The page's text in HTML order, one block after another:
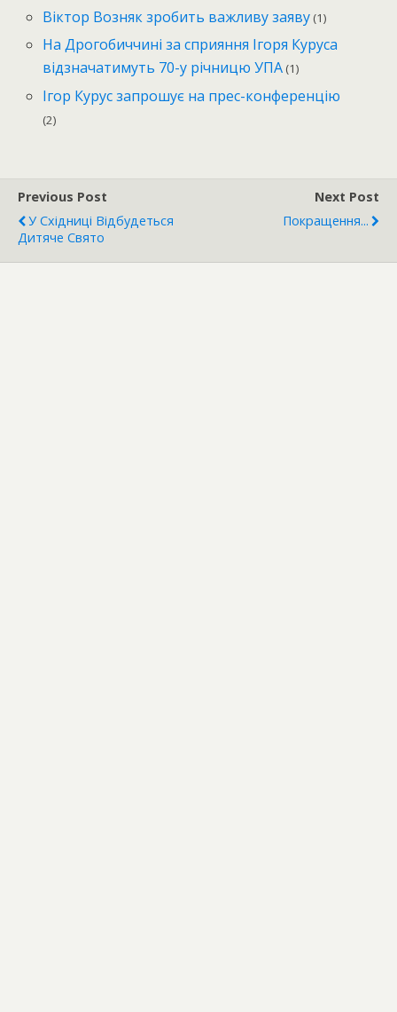
Віктор Возняк зробить важливу заяву (1)
На Дрогобиччині за сприяння Ігоря Куруса
відзначатимуть 70-у річницю УПА (1)
Ігор Курус запрошує на прес-конференцію
(2)
Previous Post
У Східниці Відбудеться
Дитяче Свято
Next Post
Покращення...